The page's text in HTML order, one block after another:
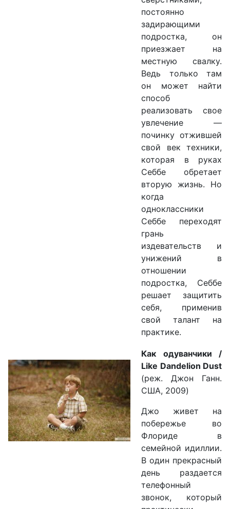
постоянно
задирающими
подростка, он
приезжает на
местную свалку.
Ведь только там
он может найти
способ
реализовать свое
увлечение —
починку отжившей
свой век техники,
которая в руках
Себбе обретает
вторую жизнь. Но
когда
одноклассники
Себбе переходят
грань
издевательств и
унижений в
отношении
подростка, Себбе
решает защитить
себя, применив
свой талант на
практике.
Как одуванчики /
Like Dandelion Dust
(реж. Джон Ганн.
США, 2009)
Джо живет на
побережье во
Флориде в
семейной идиллии.
В один прекрасный
день раздается
телефонный
звонок, который